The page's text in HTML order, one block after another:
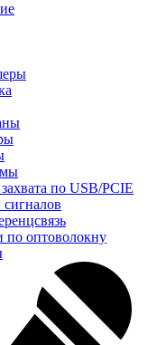
по USB/PCIE
по оптоволокну